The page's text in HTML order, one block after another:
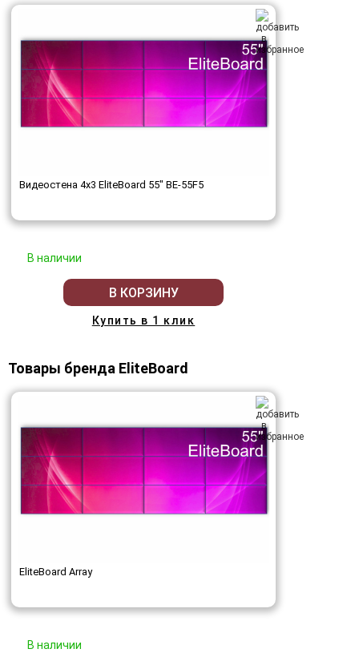
Видеостена 4x3 EliteBoard 55" BE-55F5
В наличии
В КОРЗИНУ
Купить в 1 клик
Товары бренда EliteBoard
EliteBoard Array
В наличии